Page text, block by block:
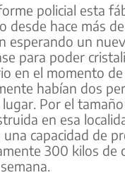
policial esta
desde hace más
esperando un
para poder
en el momento
habían dos
Por el
en esa
capacidad de
300 kilos de